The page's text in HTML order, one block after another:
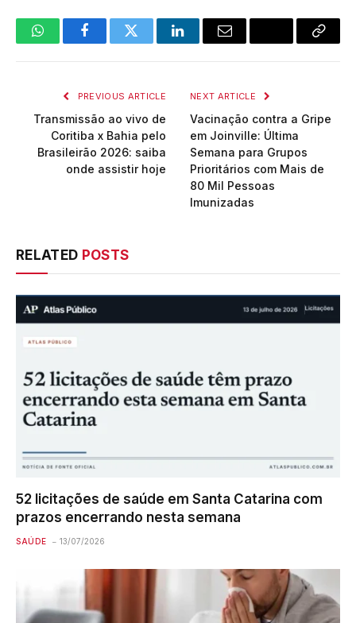
WhatsAppFacebookTwitter LinkedInEmail
Copy
PREVIOUS ARTICLE
Transmissão ao vivo de
Coritiba x Bahia pelo
Brasileirão 2026: saiba
onde assistir hoje
NEXT ARTICLE
Vacinação contra a Gripe
em Joinville: Última
Semana para Grupos
Prioritários com Mais de
80 Mil Pessoas
Imunizadas
RELATED POSTS
52 licitações de saúde em Santa Catarina com
prazos encerrando nesta semana
SAÚDE 13/07/2026